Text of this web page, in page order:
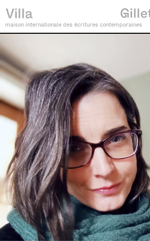
maison internationale des écritures contemporaines